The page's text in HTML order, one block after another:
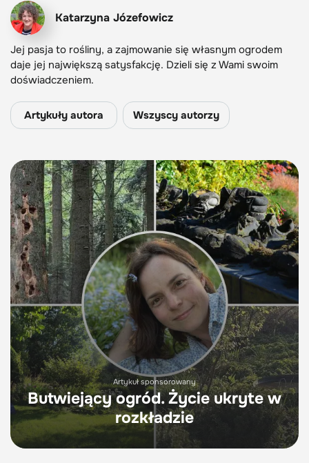
Katarzyna Józefowicz
Jej pasja to rośliny, a zajmowanie się własnym ogrodem
daje jej największą satysfakcję. Dzieli się z Wami swoim
doświadczeniem.
Artykuły autora Wszyscy autorzy
Artykuł sponsorowany
Butwiejący ogród. Życie ukryte w
rozkładzie